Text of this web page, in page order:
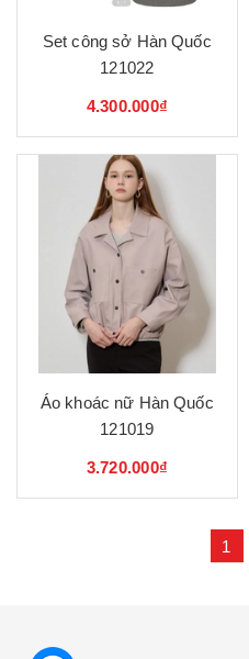
Set công sở Hàn Quốc
121022
4.300.000₫
Áo khoác nữ Hàn Quốc
121019
3.720.000₫
1